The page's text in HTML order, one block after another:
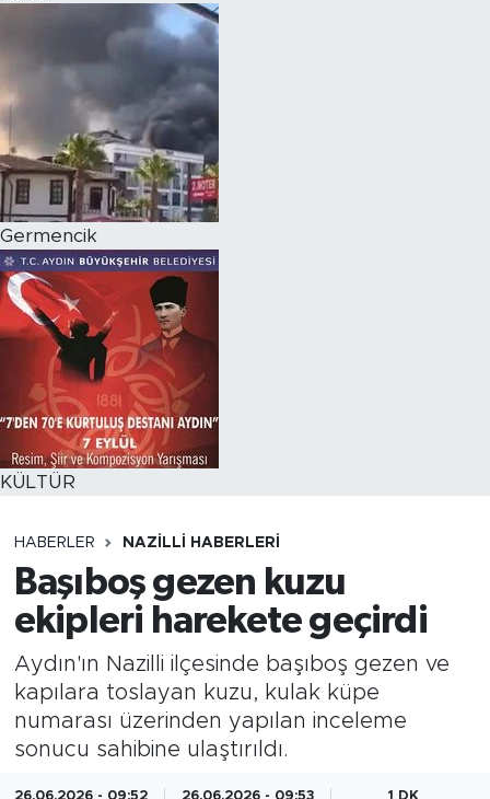
Germencik
KÜLTÜR
HABERLER NAZILLI HABERLERI
Başıboş gezen kuzu
ekipleri harekete geçirdi
Aydın'ın Nazilli ilçesinde başıboş gezen ve
kapılara toslayan kuzu, kulak küpe
numarası üzerinden yapılan inceleme
sonucu sahibine ulaştırıldı.